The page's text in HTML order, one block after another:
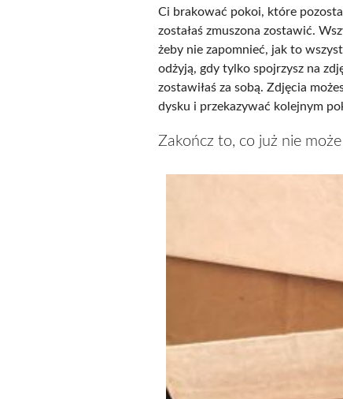
Ci brakować pokoi, które
zostałaś zmuszona zostawić.
żeby nie zapomnieć, jak to
odżyją, gdy tylko spojrzysz na
zostawiłaś za sobą. Zdjęcia
dysku i przekazywać kolejnym
Zakończ to, co już nie